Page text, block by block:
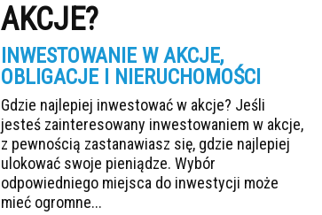
AKCJE?
INWESTOWANIE W AKCJE,
OBLIGACJE I NIERUCHOMOŚCI
Gdzie najlepiej inwestować w akcje? Jeśli
jesteś zainteresowany inwestowaniem w akcje,
z pewnością zastanawiasz się, gdzie najlepiej
ulokować swoje pieniądze. Wybór
odpowiedniego miejsca do inwestycji może
mieć ogromne...